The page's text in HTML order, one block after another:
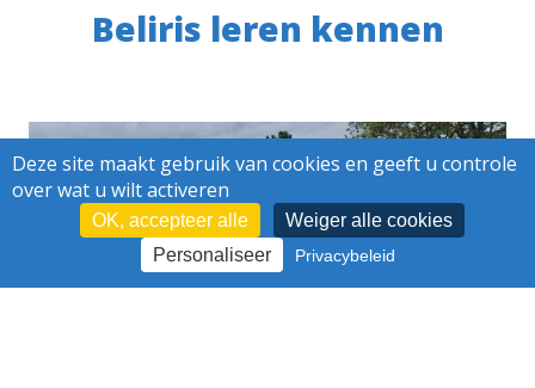
Beliris leren kennen
Deze site maakt gebruik van cookies en geeft u controle
over wat u wilt activeren
OK, accepteer alle
Weiger alle cookies
Personaliseer
Privacybeleid